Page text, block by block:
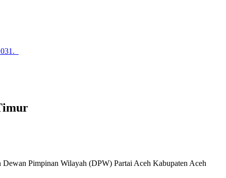
Pimpinan Wilayah (DPW) Partai Aceh Kabupaten Aceh